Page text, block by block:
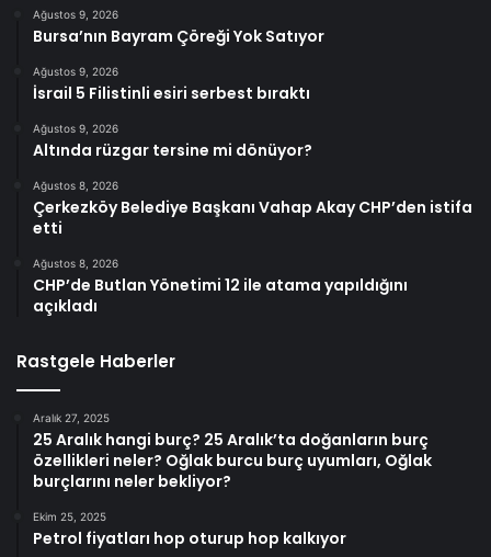
Ağustos 9, 2026
Bursa’nın Bayram Çöreği Yok Satıyor
Ağustos 9, 2026
İsrail 5 Filistinli esiri serbest bıraktı
Ağustos 9, 2026
Altında rüzgar tersine mi dönüyor?
Ağustos 8, 2026
Çerkezköy Belediye Başkanı Vahap Akay CHP’den istifa
etti
Ağustos 8, 2026
CHP’de Butlan Yönetimi 12 ile atama yapıldığını
açıkladı
Rastgele Haberler
Aralık 27, 2025
25 Aralık hangi burç? 25 Aralık’ta doğanların burç
özellikleri neler? Oğlak burcu burç uyumları, Oğlak
burçlarını neler bekliyor?
Ekim 25, 2025
Petrol fiyatları hop oturup hop kalkıyor